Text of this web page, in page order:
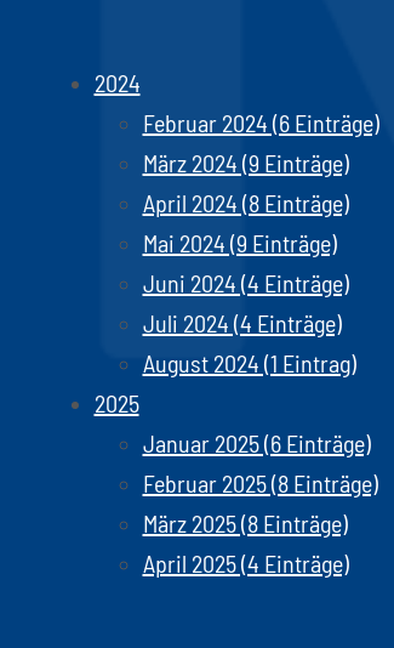
2024
Februar 2024 (6 Einträge)
März 2024 (9 Einträge)
April 2024 (8 Einträge)
Mai 2024 (9 Einträge)
Juni 2024 (4 Einträge)
Juli 2024 (4 Einträge)
August 2024 (1 Eintrag)
2025
Januar 2025 (6 Einträge)
Februar 2025 (8 Einträge)
März 2025 (8 Einträge)
April 2025 (4 Einträge)